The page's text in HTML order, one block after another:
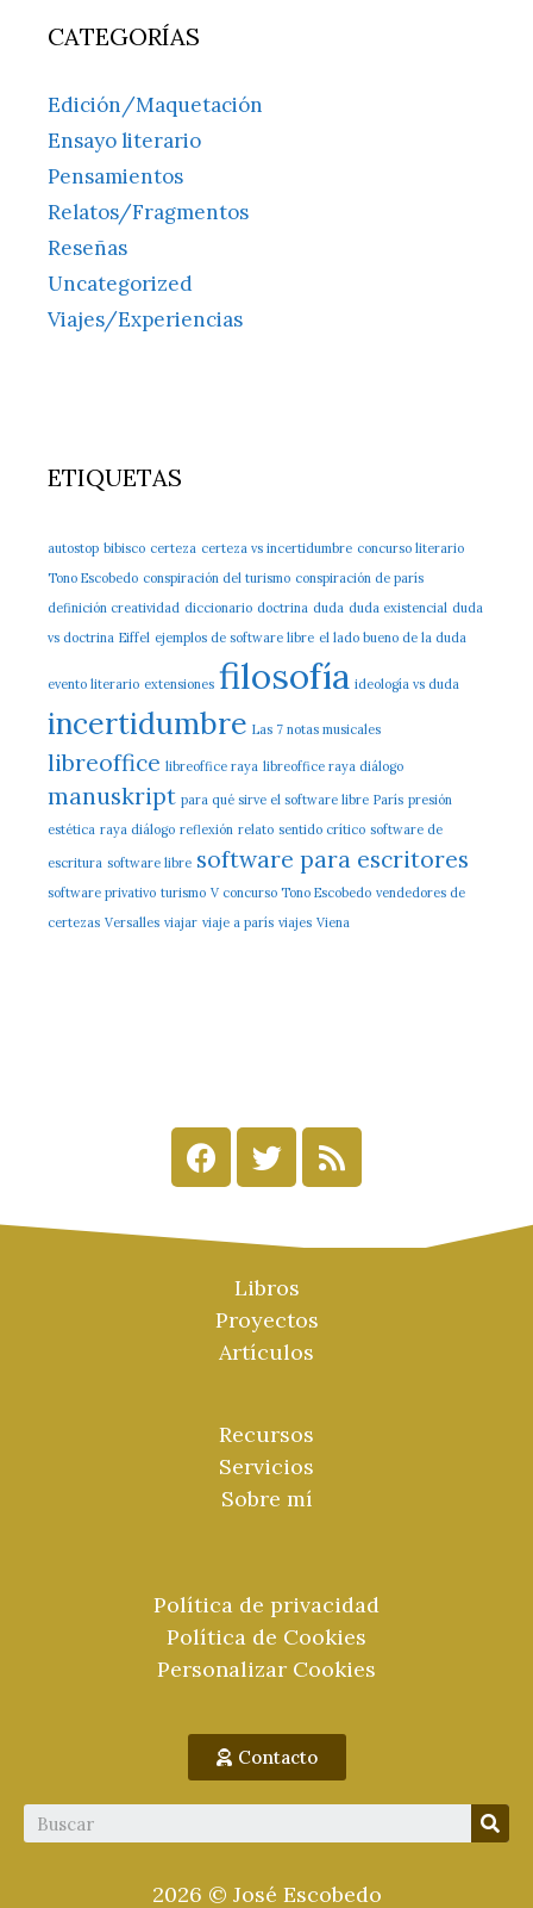
CATEGORÍAS
Edición/Maquetación
Ensayo literario
Pensamientos
Relatos/Fragmentos
Reseñas
Uncategorized
Viajes/Experiencias
ETIQUETAS
autostop bibisco certeza certeza vs incertidumbre concurso literario
Tono Escobedo conspiración del turismo conspiración de parís
definición creatividad diccionario doctrina duda duda existencial duda
vs doctrina Eiffel ejemplos de software libre el lado bueno de la duda
evento literario extensiones filosofía ideología vs duda
incertidumbre Las 7 notas musicales
libreoffice libreoffice raya libreoffice raya diálogo
manuskript para qué sirve el software libre París presión
estética raya diálogo reflexión relato sentido crítico software de
escritura software libre software para escritores
software privativo turismo V concurso Tono Escobedo vendedores de
certezas Versalles viajar viaje a parís viajes Viena
Libros
Proyectos
Artículos
Recursos
Servicios
Sobre mí
Política de privacidad
Política de Cookies
Personalizar Cookies
Contacto
2026 © José Escobedo